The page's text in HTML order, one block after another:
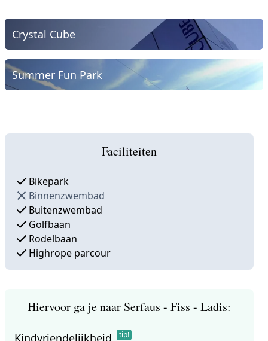
Crystal Cube
Summer Fun Park
Faciliteiten
Bikepark
Binnenzwembad
Buitenzwembad
Golfbaan
Rodelbaan
Highrope parcour
Hiervoor ga je naar Serfaus - Fiss - Ladis:
Kindvriendelijkheid tip!